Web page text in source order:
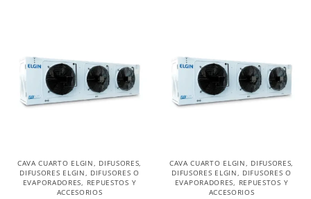
CAVA CUARTO ELGIN, DIFUSORES,
DIFUSORES ELGIN, DIFUSORES O
EVAPORADORES, REPUESTOS Y
ACCESORIOS
CAVA CUARTO ELGIN, DIFUSORES,
DIFUSORES ELGIN, DIFUSORES O
EVAPORADORES, REPUESTOS Y
ACCESORIOS